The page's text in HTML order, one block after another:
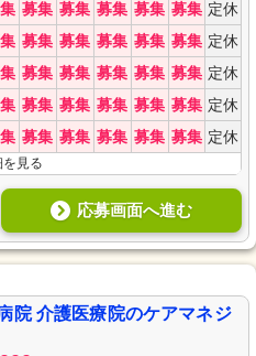
募集 募集 募集 募集 募集 定休
募集 募集 募集 募集 募集 定休
募集 募集 募集 募集 募集 定休
募集 募集 募集 募集 募集 定休
募集 募集 募集 募集 募集 定休
を見る
応募画面へ進む
院 介護医療院のケアマネジ